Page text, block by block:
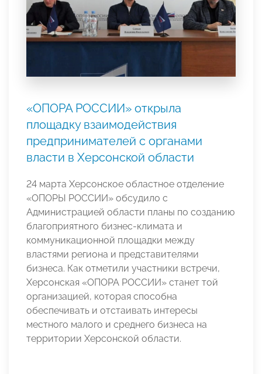
«ОПОРА РОССИИ» открыла
площадку взаимодействия
предпринимателей с органами
власти в Херсонской области
24 марта Херсонское областное отделение
«ОПОРЫ РОССИИ» обсудило с
Администрацией области планы по созданию
благоприятного бизнес-климата и
коммуникационной площадки между
властями региона и представителями
бизнеса. Как отметили участники встречи,
Херсонская «ОПОРА РОССИИ» станет той
организацией, которая способна
обеспечивать и отстаивать интересы
местного малого и среднего бизнеса на
территории Херсонской области.